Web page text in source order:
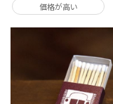
価格が高い